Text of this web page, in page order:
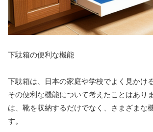
下駄箱の便利な機能
下駄箱は、日本の家庭や学校でよく見かけ
その便利な機能について考えたことはあり
は、靴を収納するだけでなく、さまざまな
す。